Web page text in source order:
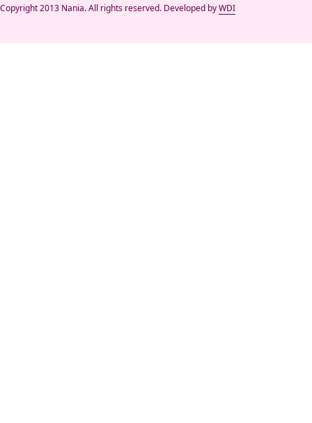
Copyright 2013 Nania. All rights reserved. Developed byWDI